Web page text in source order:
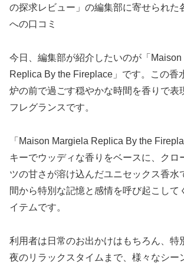
の探求レビュー」の編集部に寄せられた
への口コミ
今日、編集部が紹介したいのが「Maison
Replica By the Fireplace」です。この香
炉の前で過ごす穏やかな時間を香りで表
フレグランスです。
「Maison Margiela Replica By the
キーでウッディな香りをベースに、クロ
ツの甘さが溶け込んだユニセックス香水
間から特別な記憶と感情を呼び起こして
イテムです。
利用者は日常のお出かけはもちろん、特
夜のリラックスタイムまで、様々なシー